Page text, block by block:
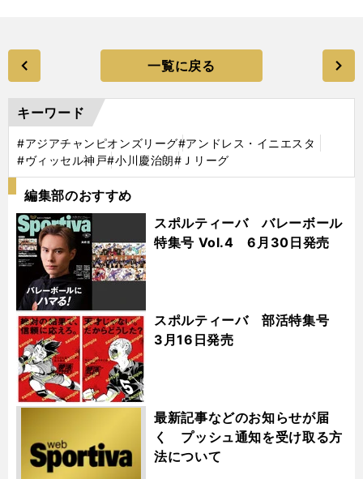
一覧に戻る
キーワード
#アジアチャンピオンズリーグ#アンドレス・イニエスタ
#ヴィッセル神戸#小川慶治朗#Ｊリーグ
編集部のおすすめ
スポルティーバ バレーボール
特集号 Vol.4 6月30日発売
スポルティーバ 部活特集号
3月16日発売
最新記事などのお知らせが届
く プッシュ通知を受け取る方
法について